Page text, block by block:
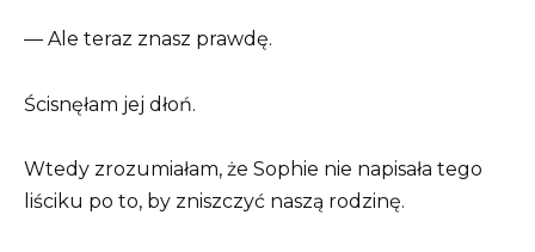
— Ale teraz znasz prawdę.
Ścisnęłam jej dłoń.
Wtedy zrozumiałam, że Sophie nie napisała tego
liściku po to, by zniszczyć naszą rodzinę.